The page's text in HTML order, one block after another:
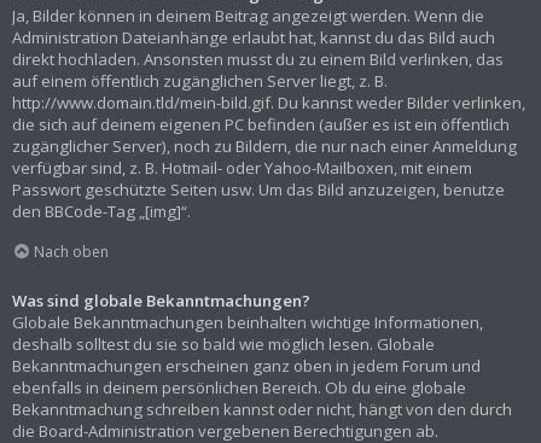
Ja, Bilder können in deinem Beitrag angezeigt werden. Wenn die
Administration Dateianhänge erlaubt hat, kannst du das Bild auch
direkt hochladen. Ansonsten musst du zu einem Bild verlinken, das
auf einem öffentlich zugänglichen Server liegt, z. B.
http://www.domain.tld/mein-bild.gif. Du kannst weder Bilder verlinken,
die sich auf deinem eigenen PC befinden (außer es ist ein öffentlich
zugänglicher Server), noch zu Bildern, die nur nach einer Anmeldung
verfügbar sind, z. B. Hotmail- oder Yahoo-Mailboxen, mit einem
Passwort geschützte Seiten usw. Um das Bild anzuzeigen, benutze
den BBCode-Tag „[img]“.
Nach oben
Was sind globale Bekanntmachungen?
Globale Bekanntmachungen beinhalten wichtige Informationen,
deshalb solltest du sie so bald wie möglich lesen. Globale
Bekanntmachungen erscheinen ganz oben in jedem Forum und
ebenfalls in deinem persönlichen Bereich. Ob du eine globale
Bekanntmachung schreiben kannst oder nicht, hängt von den durch
die Board-Administration vergebenen Berechtigungen ab.